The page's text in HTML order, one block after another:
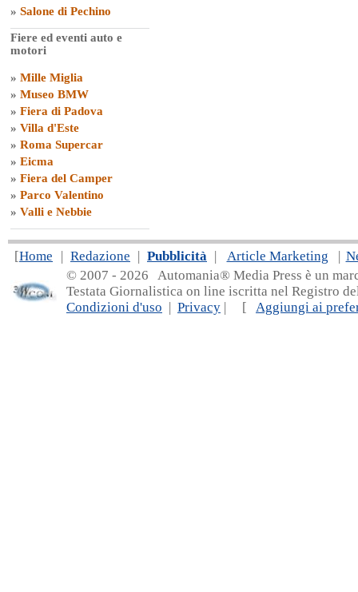
» Salone di Pechino
Fiere ed eventi auto e
motori
» Mille Miglia
» Museo BMW
» Fiera di Padova
» Villa d'Este
» Roma Supercar
» Eicma
» Fiera del Camper
» Parco Valentino
» Valli e Nebbie
[Home | Redazione | Pubblicità | Article Marketing |
© 2007 - 2026 Automania® Media Press è un
Testata Giornalistica on line iscritta nel Registro
Condizioni d'uso | Privacy | [ Aggiungi ai